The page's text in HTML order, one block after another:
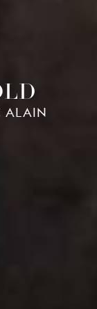
ALAIN